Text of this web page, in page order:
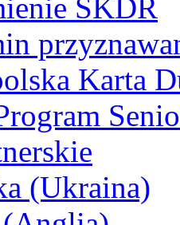
SKDR
Karta
(Ukraina)